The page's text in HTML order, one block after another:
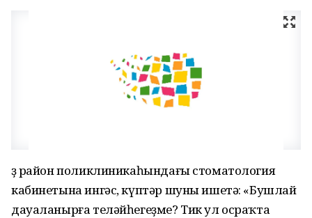
Үҙ район поликлиникаһындағы стоматология
кабинетына ингәс, күптәр шуны ишетә: «Бушлай
дауаланырға теләйһегеҙме? Тик ул осраҡта